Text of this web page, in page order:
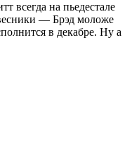
всегда на пьедестале
— Брэд моложе
в декабре. Ну а